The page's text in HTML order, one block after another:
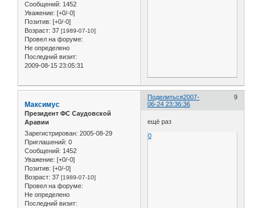
Сообщений: 1452
Уважение: [+0/-0]
Позитив: [+0/-0]
Возраст: 37 [1989-07-10]
Провел на форуме:
Не определено
Последний визит:
2009-08-15 23:05:31
Поделиться 9
2007-
06-24 23:36:36
Максимус
Президент ФС Саудовской
Аравии
Зарегистрирован: 2005-08-29
Приглашений: 0
Сообщений: 1452
Уважение: [+0/-0]
Позитив: [+0/-0]
Возраст: 37 [1989-07-10]
Провел на форуме:
Не определено
Последний визит:
ещё раз
0